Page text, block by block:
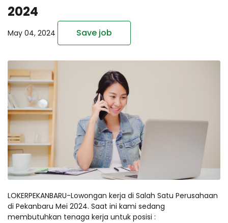
2024
May 04, 2024 Save job
LOKERPEKANBARU-Lowongan kerja di Salah Satu Perusahaan
di Pekanbaru Mei 2024. Saat ini kami sedang
membutuhkan tenaga kerja untuk posisi :